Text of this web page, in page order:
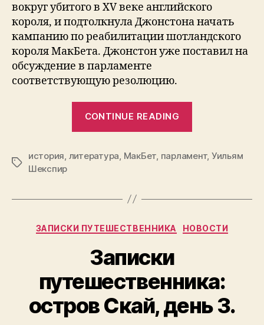
вокруг убитого в XV веке английского
короля, и подтолкнула Джонстона начать
кампанию по реабилитации шотландского
короля МакБета. Джонстон уже поставил на
обсуждение в парламенте
соответствующую резолюцию.
CONTINUE READING
МакБета”
Tags
история литература МакБет парламент, Уильям
Шекспир
Categories
ЗАПИСКИ ПУТЕШЕСТВЕННИКА НОВОСТИ
Записки
путешественника:
остров Скай, день 3.